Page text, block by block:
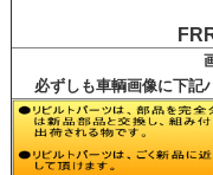
必ずしも車輌画像に下記